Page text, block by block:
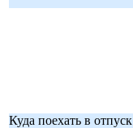
Куда поехать в отпуск